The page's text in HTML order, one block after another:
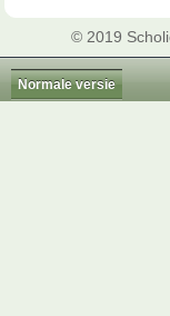
© 2019
Normale versie